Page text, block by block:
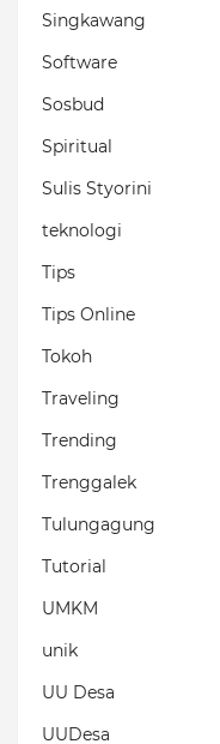
Singkawang
Software
Sosbud
Spiritual
Sulis Styorini
teknologi
Tips
Tips Online
Tokoh
Traveling
Trending
Trenggalek
Tulungagung
Tutorial
UMKM
unik
UU Desa
UUDesa